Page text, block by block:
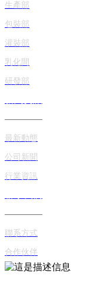
生產部
包裝部
灌裝部
乳化間
研發部
————
最新動態
公司新聞
行業資訊
————
聯系方式
合作伙伴